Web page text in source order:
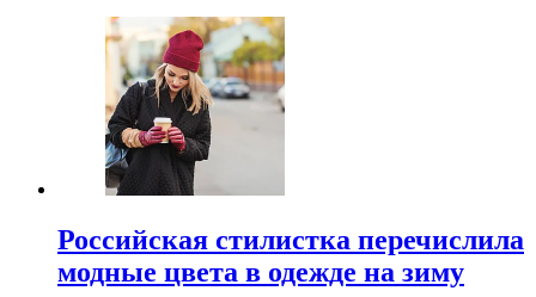
Российская стилистка перечислила
модные цвета в одежде на зиму